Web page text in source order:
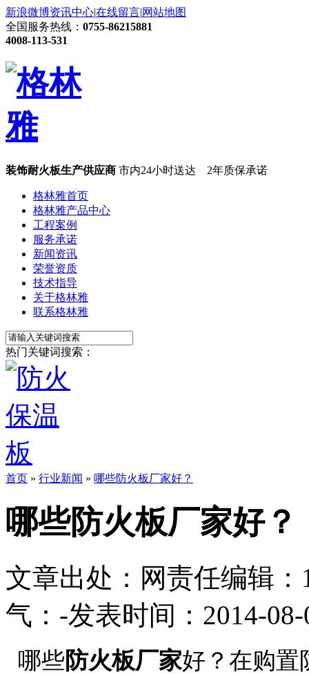
新浪微博资讯中心|在线留言|网站地图
全国服务热线： 0755-86215881
4008-113-531
装饰耐火板生产供应商 市内24小时送达 2年质保承诺
格林雅首页
格林雅产品中心
工程案例
服务承诺
新闻资讯
荣誉资质
技术指导
关于格林雅
联系格林雅
热门关键词搜索：
首页 » 行业新闻 » 哪些防火板厂家好？
哪些防火板厂家好？
文章出处： 网责任编辑：
气： -发表时间：2014-
哪些防火板厂家好 ？在购